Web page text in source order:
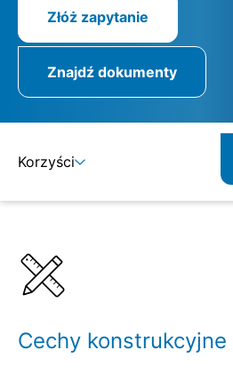
Złóż zapytanie
Znajdź dokumenty
Korzyści
Cechy konstrukcyjne